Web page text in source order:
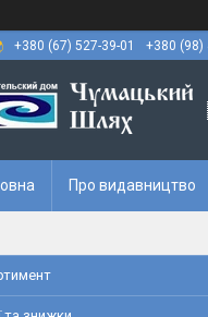
+380 (67) 527-39-01
+380 (98)
Про видавництво